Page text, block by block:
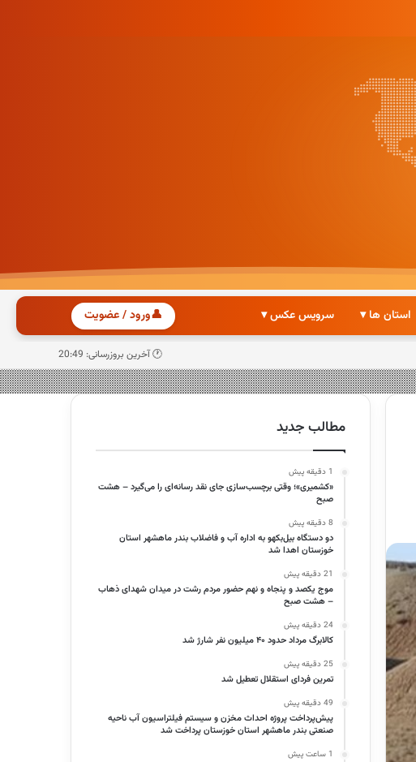
استان ها ▾ سرویس عکس ▾ 👤ورود / عضویت
🕐 آخرین بروزرسانی: 20:49
مطالب جدید
1 دقیقه پیش
«کشمیری»؛ وقتی برچسب‌سازی جای نقد رسانه‌ای را می‌گیرد – هشت
صبح
8 دقیقه پیش
دو دستگاه بیل‌بکهو به اداره آب و فاضلاب بندر ماهشهر استان
خوزستان اهدا شد
21 دقیقه پیش
موج یکصد و پنجاه و نهم حضور مردم رشت در میدان شهدای ذهاب
– هشت صبح
24 دقیقه پیش
کالابرگ مرداد حدود ۴۰‌ میلیون نفر شارژ شد
25 دقیقه پیش
تمرین فردای استقلال تعطیل شد
49 دقیقه پیش
پیش‌پرداخت پروژه احداث مخزن و سیستم فیلتراسیون آب ناحیه
صنعتی بندر ماهشهر استان خوزستان پرداخت شد
1 ساعت پیش